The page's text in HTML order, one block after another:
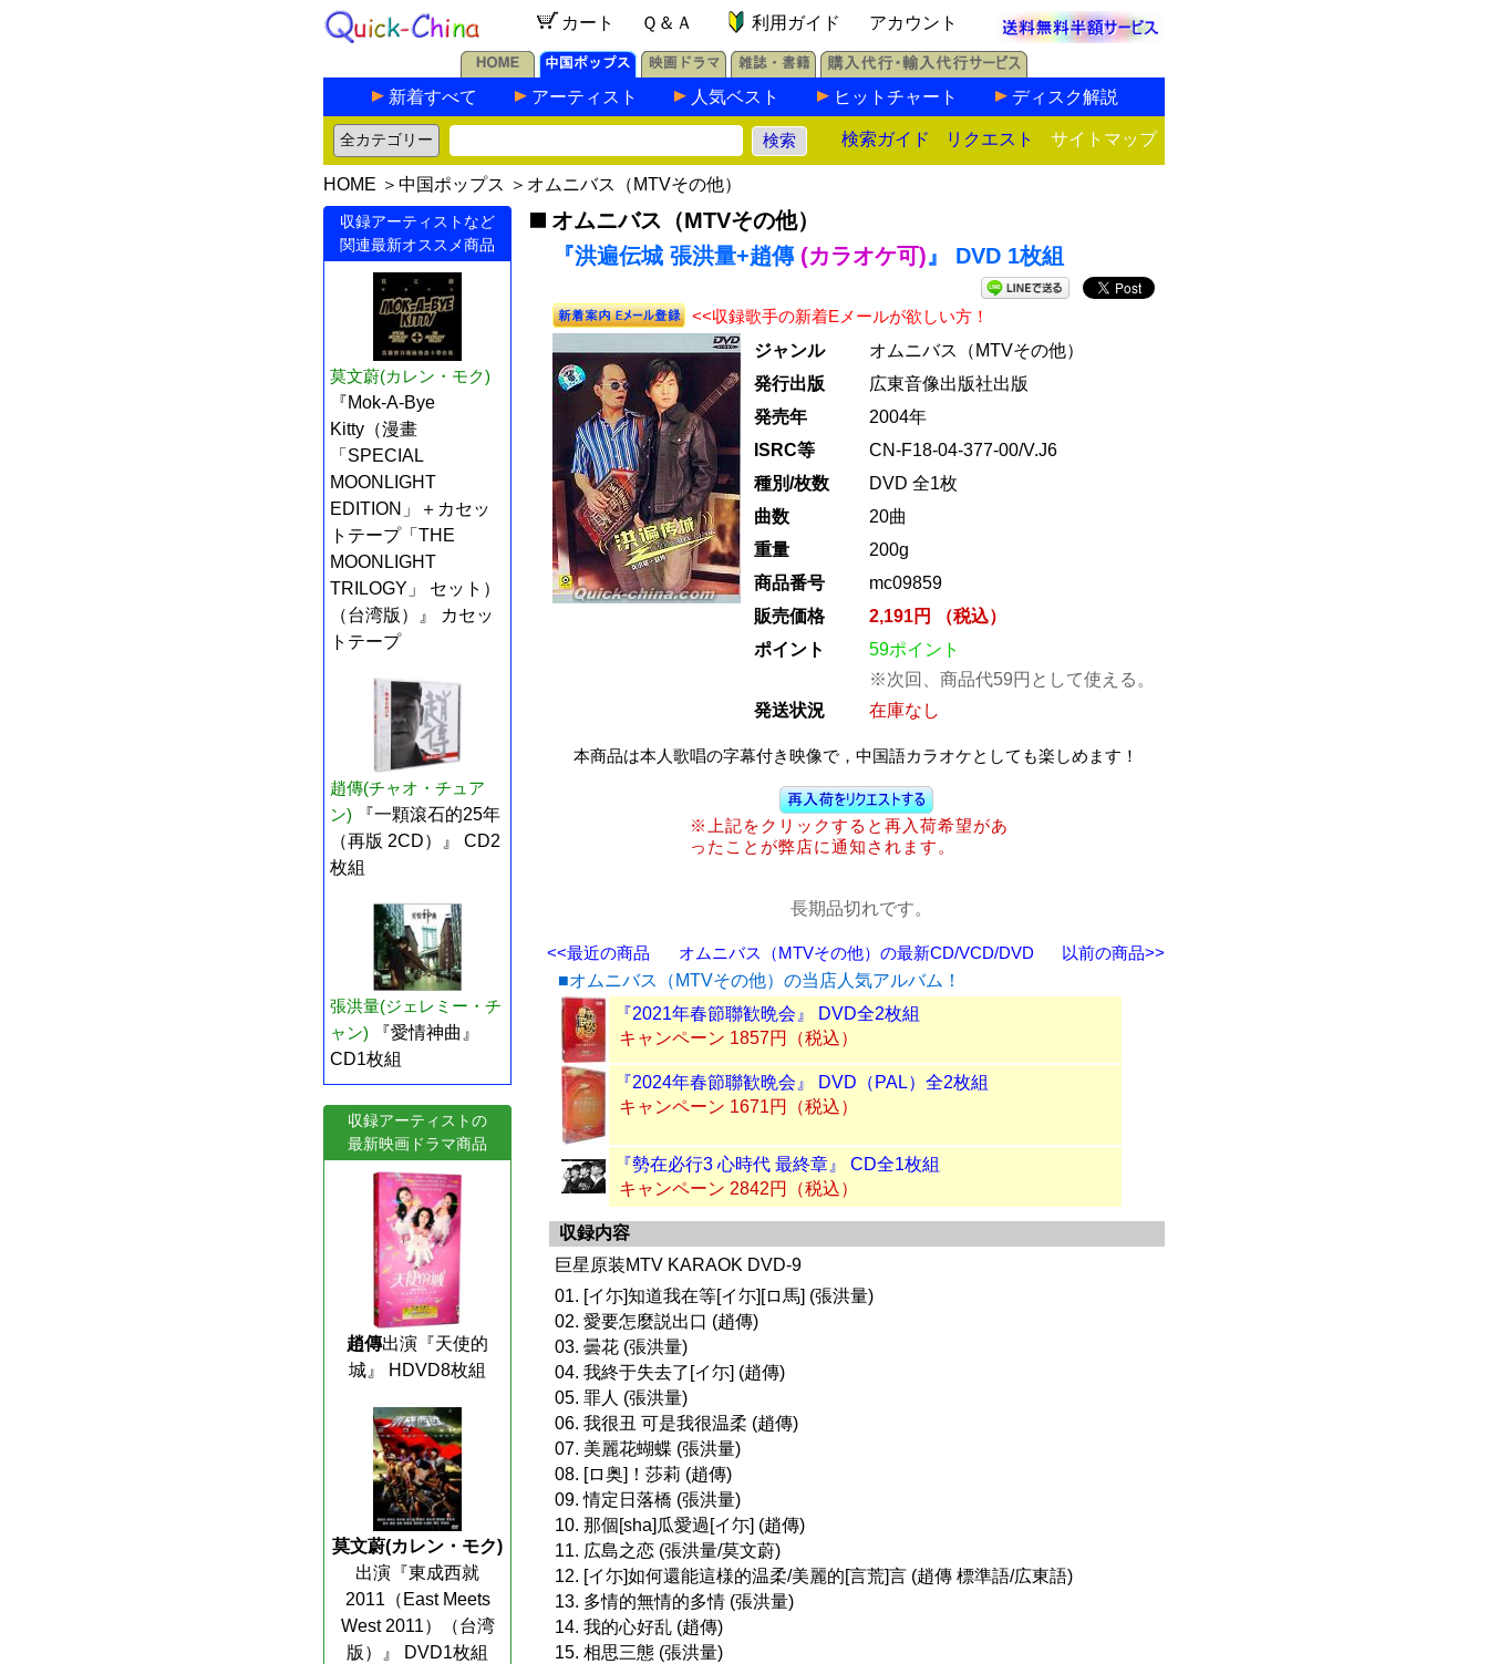
カート Ｑ＆Ａ 利用ガイド アカウント
新着すべて アーティスト 人気ベスト ヒットチャート ディスク解説
検索ガイド リクエスト サイトマップ
HOME ＞ 中国ポップス ＞ オムニバス（MTVその他）
収録アーティストなど
関連最新オススメ商品
莫文蔚(カレン・モク)
『Mok-A-Bye
Kitty（漫畫
「SPECIAL
MOONLIGHT
EDITION」＋カセッ
トテープ「THE
MOONLIGHT
TRILOGY」 セット）
（台湾版）』 カセッ
トテープ
趙傳(チャオ・チュア
ン)
『一顆滾石的25年
（再版 2CD）』 CD2
枚組
張洪量(ジェレミー・チ
ャン)
『愛情神曲』
CD1枚組
収録アーティストの
最新映画ドラマ商品
趙傳出演『天使的
城』 HDVD8枚組
莫文蔚(カレン・モク)
出演『東成西就
2011（East Meets
West 2011）（台湾
版）』 DVD1枚組
オムニバス（MTVその他）
『洪遍伝城 張洪量+趙傳 (カラオケ可)』 DVD 1枚組
<<収録歌手の新着Eメールが欲しい方！
ジャンル
オムニバス（MTVその他）
発行出版
広東音像出版社出版
発売年
2004年
ISRC等
CN-F18-04-377-00/V.J6
種別/枚数
DVD 全1枚
曲数
20曲
重量
200g
商品番号
mc09859
販売価格
2,191円 （税込）
ポイント
59ポイント
※次回、商品代59円として使える。
発送状況
在庫なし
本商品は本人歌唱の字幕付き映像で，中国語カラオケとしても楽しめます！
※上記をクリックすると再入荷希望があ
ったことが弊店に通知されます。
長期品切れです。
<<最近の商品 以前の商品>>
オムニバス（MTVその他）の最新CD/VCD/DVD
■オムニバス（MTVその他）の当店人気アルバム！
『2021年春節聯歓晩会』 DVD全2枚組
キャンペーン 1857円（税込）
『2024年春節聯歓晩会』 DVD（PAL）全2枚組
キャンペーン 1671円（税込）
『勢在必行3 心時代 最終章』 CD全1枚組
キャンペーン 2842円（税込）
収録内容
巨星原装MTV KARAOK DVD-9
01. [イ尓]知道我在等[イ尓][ロ馬] (張洪量)
02. 愛要怎麼説出口 (趙傳)
03. 曇花 (張洪量)
04. 我終于失去了[イ尓] (趙傳)
05. 罪人 (張洪量)
06. 我很丑 可是我很温柔 (趙傳)
07. 美麗花蝴蝶 (張洪量)
08. [ロ奥]！莎莉 (趙傳)
09. 情定日落橋 (張洪量)
10. 那個[sha]瓜愛過[イ尓] (趙傳)
11. 広島之恋 (張洪量/莫文蔚)
12. [イ尓]如何還能這様的温柔/美麗的[言荒]言 (趙傳 標準語/広東語)
13. 多情的無情的多情 (張洪量)
14. 我的心好乱 (趙傳)
15. 相思三態 (張洪量)